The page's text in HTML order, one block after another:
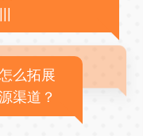
么拓展
渠道？